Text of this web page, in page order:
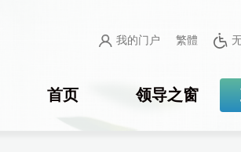
我的门户 繁體
首页 领导之窗